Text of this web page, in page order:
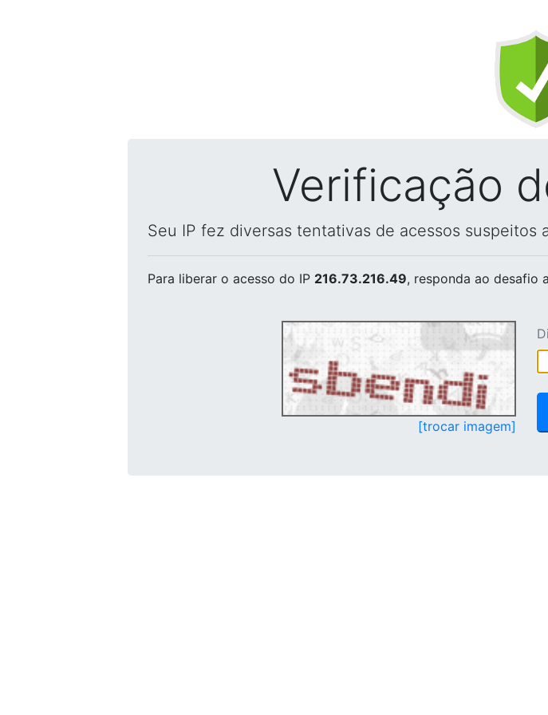
Verificação
Seu IP fez diversas tentativas de acessos suspeitos
Para liberar o acesso do IP 216.73.216.49, responda ao desafio
[trocar imagem]